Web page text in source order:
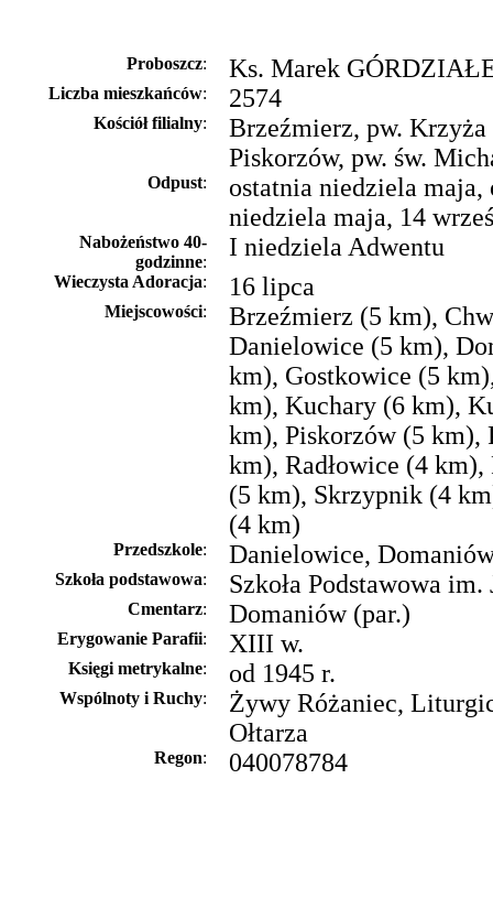
Proboszcz: Ks. Marek
Liczba mieszkańców: 2574
Kościół filialny:
Brzeźmierz, pw. Krzyża
Piskorzów, pw. św.
Odpust:
ostatnia niedziela maja,
niedziela maja, 14
Nabożeństwo 40-
godzinne:
I niedziela Adwentu
Wieczysta Adoracja: 16 lipca
Miejscowości:
Brzeźmierz (5 km),
Danielowice (5 km),
km), Gostkowice (5
km), Kuchary (6 km),
km), Piskorzów (5 km),
km), Radłowice (4 km),
(5 km), Skrzypnik (4
(4 km)
Przedszkole: Danielowice,
Szkoła podstawowa: Szkoła Podstawowa im.
Cmentarz: Domaniów (par.)
Erygowanie Parafii: XIII w.
Księgi metrykalne: od 1945 r.
Wspólnoty i Ruchy:
Żywy Różaniec,
Ołtarza
Regon: 040078784